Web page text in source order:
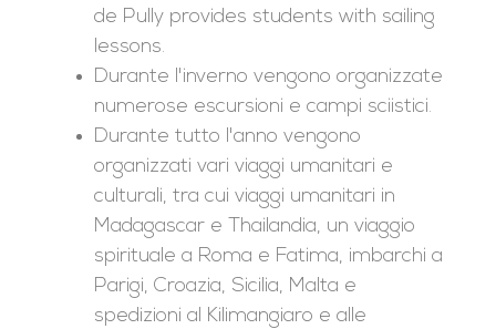
de Pully provides students with sailing
lessons.
Durante l'inverno vengono organizzate
numerose escursioni e campi sciistici.
Durante tutto l'anno vengono
organizzati vari viaggi umanitari e
culturali, tra cui viaggi umanitari in
Madagascar e Thailandia, un viaggio
spirituale a Roma e Fatima, imbarchi a
Parigi, Croazia, Sicilia, Malta e
spedizioni al Kilimangiaro e alle